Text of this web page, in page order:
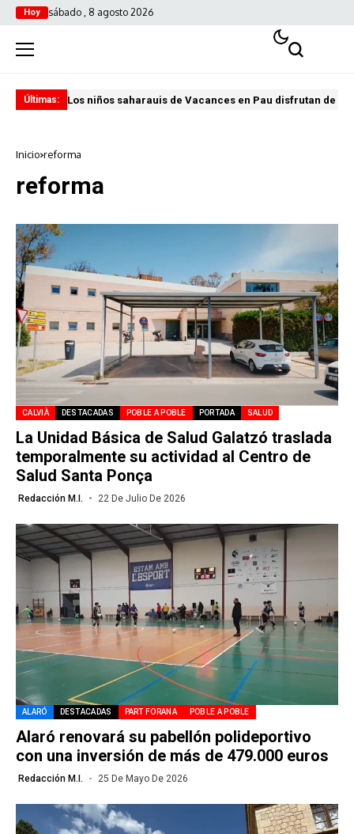
Hoy sábado , 8 agosto 2026
Últimas: Los niños saharauis de Vacances en Pau disfrutan de
Inicio reforma
reforma
CALVIÀ DESTACADAS POBLE A POBLE PORTADA SALUD
La Unidad Básica de Salud Galatzó traslada
temporalmente su actividad al Centro de
Salud Santa Ponça
Redacción M.I. 22 De Julio De 2026
ALARÓ DESTACADAS PART FORANA POBLE A POBLE
Alaró renovará su pabellón polideportivo
con una inversión de más de 479.000 euros
Redacción M.I. 25 De Mayo De 2026